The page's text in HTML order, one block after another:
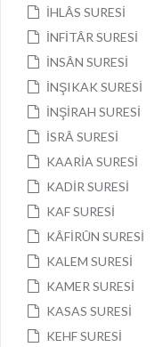
İHLÂS SURESİ
İNFİTÂR SURESİ
İNSÂN SURESİ
İNŞIKAK SURESİ
İNŞİRAH SURESİ
İSRÂ SURESİ
KAARİA SURESİ
KADİR SURESİ
KAF SURESİ
KÂFİRÛN SURESİ
KALEM SURESİ
KAMER SURESİ
KASAS SURESİ
KEHF SURESİ